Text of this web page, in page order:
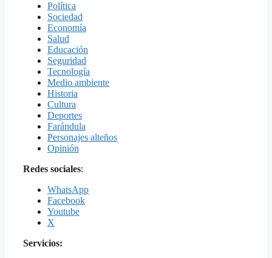
Política
Sociedad
Economía
Salud
Educación
Seguridad
Tecnología
Medio ambiente
Historia
Cultura
Deportes
Farándula
Personajes alteños
Opinión
Redes sociales:
WhatsApp
Facebook
Youtube
X
Servicios: